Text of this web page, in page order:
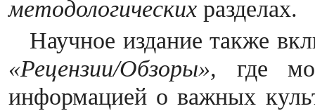
методологических разделах.
Научное издание также
«Рецензии/Обзоры», где
информацией о важных